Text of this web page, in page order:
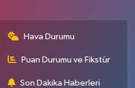
Hava Durumu
Puan Durumu ve Fikstür
Son Dakika Haberleri